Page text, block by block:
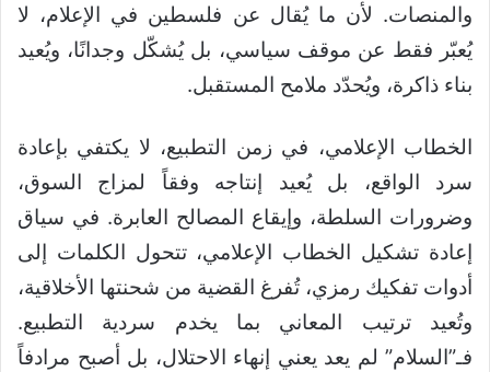
والمنصات. لأن ما يُقال عن فلسطين في الإعلام، لا
يُعبّر فقط عن موقف سياسي، بل يُشكّل وجدانًا، ويُعيد
بناء ذاكرة، ويُحدّد ملامح المستقبل.
الخطاب الإعلامي، في زمن التطبيع، لا يكتفي بإعادة
سرد الواقع، بل يُعيد إنتاجه وفقاً لمزاج السوق،
وضرورات السلطة، وإيقاع المصالح العابرة. في سياق
إعادة تشكيل الخطاب الإعلامي، تتحول الكلمات إلى
أدوات تفكيك رمزي، تُفرغ القضية من شحنتها الأخلاقية،
وتُعيد ترتيب المعاني بما يخدم سردية التطبيع.
فـ”السلام” لم يعد يعني إنهاء الاحتلال، بل أصبح مرادفاً